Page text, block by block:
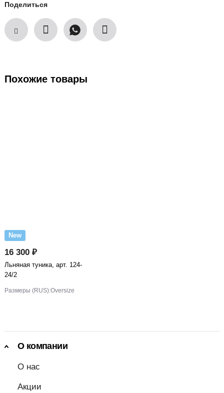
Поделиться
Похожие товары
New
16 300 ₽
Льняная туника, арт. 124-
24/2
Размеры (RUS):Oversize
О компании
О нас
Акции